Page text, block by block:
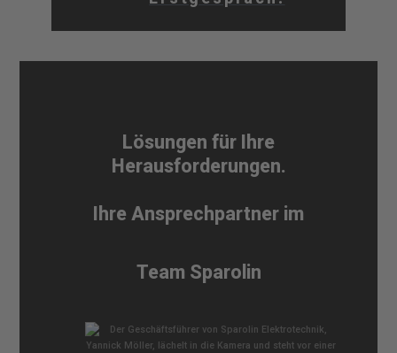
Lösungen für Ihre
Herausforderungen.
Ihre Ansprechpartner im
Team Sparolin